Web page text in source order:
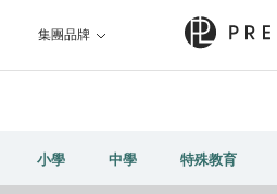
集團品牌
小學 中學 特殊教育